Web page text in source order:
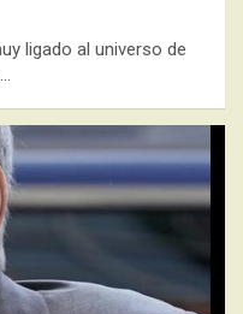
ligado al universo de